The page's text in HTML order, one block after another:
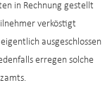
in Rechnung gestellt
verköstigt
ausgeschlossen
erregen solche